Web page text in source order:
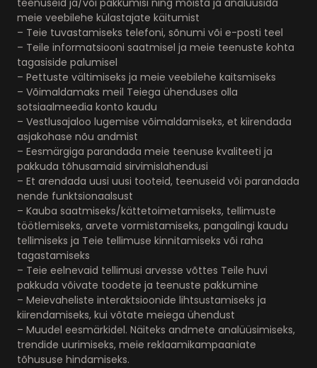
teenuseid ja/või pakkumisi ning mõista ja analüüsida
meie veebilehe külastajate käitumist
– Teie tuvastamiseks telefoni, sõnumi või e-posti teel
– Teile informatsiooni saatmisel ja meie teenuste kohta
tagasiside palumisel
– Pettuste vältimiseks ja meie veebilehe kaitsmiseks
– Võimaldamaks meil Teiega ühenduses olla
sotsiaalmeedia konto kaudu
– Vestlusajaloo lugemise võimaldamiseks, et kiirendada
asjakohase nõu andmist
– Eesmärgiga parandada meie teenuse kvaliteeti ja
pakkuda tõhusamaid sirvimislahendusi
– Et arendada uusi uusi tooteid, teenuseid või parandada
nende funktsionaalsust
– Kauba saatmiseks/kättetoimetamiseks, tellimuste
töötlemiseks, arvete vormistamiseks, pangalingi kaudu
tellimiseks ja Teie tellimuse kinnitamiseks või raha
tagastamiseks
– Teie eelnevaid tellimusi arvesse võttes Teile huvi
pakkuda võivate toodete ja teenuste pakkumine
– Meievaheliste interaktsioonide lihtsustamiseks ja
kiirendamiseks, kui võtate meiega ühendust
– Muudel eesmärkidel. Näiteks andmete analüüsimiseks,
trendide uurimiseks, meie reklaamikampaaniate
tõhususe hindamiseks.